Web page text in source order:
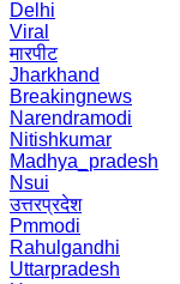
Delhi
Viral
मारपीट
Jharkhand
Breakingnews
Narendramodi
Nitishkumar
Madhya_pradesh
Nsui
उत्तरप्रदेश
Pmmodi
Rahulgandhi
Uttarpradesh